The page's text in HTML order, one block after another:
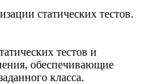
статических тестов.
тестов и
обеспечивающие
класса.